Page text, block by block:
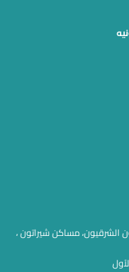
الشرقيون، مساكن شيراتون ،